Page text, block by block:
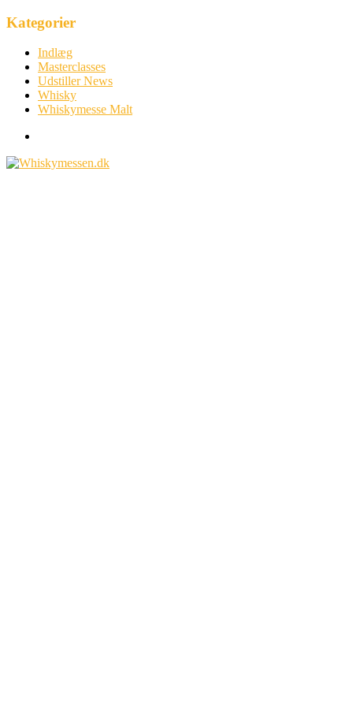
Kategorier
Indlæg
Masterclasses
Udstiller News
Whisky
Whiskymesse Malt